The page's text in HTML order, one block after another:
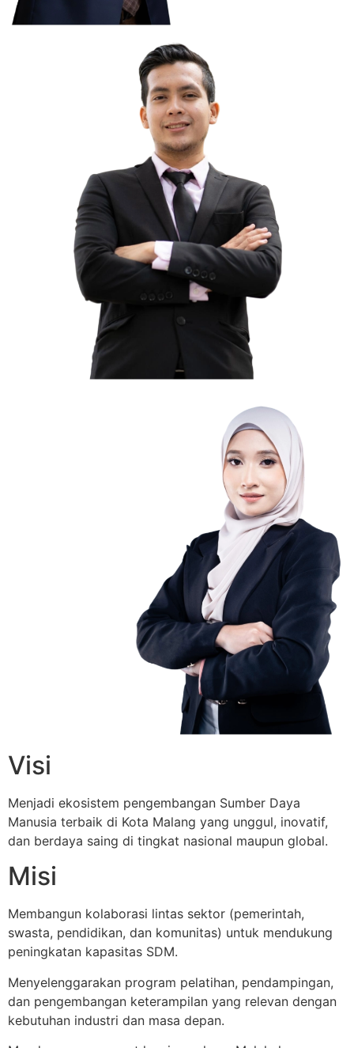
Visi
Menjadi ekosistem pengembangan Sumber Daya
Manusia terbaik di Kota Malang yang unggul, inovatif,
dan berdaya saing di tingkat nasional maupun global.
Misi
Membangun kolaborasi lintas sektor (pemerintah,
swasta, pendidikan, dan komunitas) untuk mendukung
peningkatan kapasitas SDM.
Menyelenggarakan program pelatihan, pendampingan,
dan pengembangan keterampilan yang relevan dengan
kebutuhan industri dan masa depan.